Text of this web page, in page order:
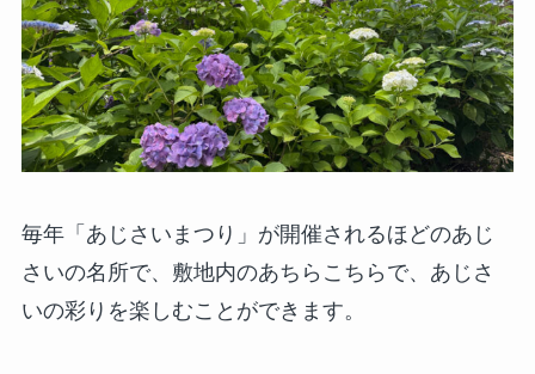
毎年「あじさいまつり」が開催されるほどのあじ
さいの名所で、敷地内のあちらこちらで、あじさ
いの彩りを楽しむことができます。